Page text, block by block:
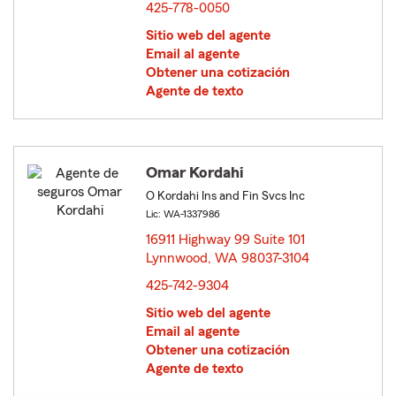
425-778-0050
Sitio web del agente
Email al agente
Obtener una cotización
Agente de texto
Omar Kordahi
O Kordahi Ins and Fin Svcs Inc
Lic: WA-1337986
16911 Highway 99 Suite 101
Lynnwood, WA 98037-3104
425-742-9304
Sitio web del agente
Email al agente
Obtener una cotización
Agente de texto